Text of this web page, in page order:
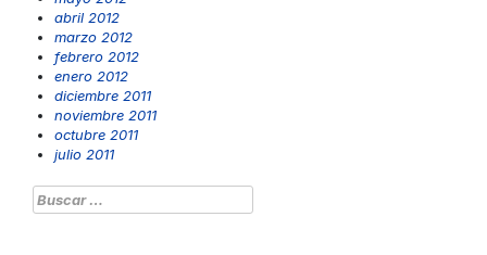
abril 2012
marzo 2012
febrero 2012
enero 2012
diciembre 2011
noviembre 2011
octubre 2011
julio 2011
Buscar: